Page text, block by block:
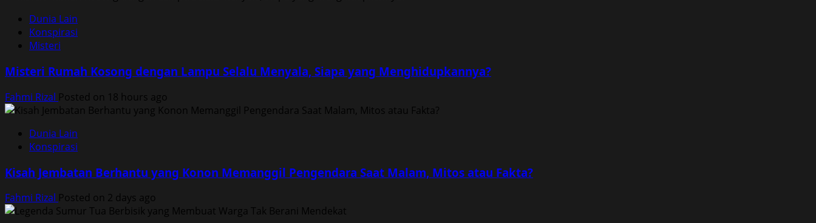
Dunia Lain
Konspirasi
Misteri
Misteri Rumah Kosong dengan Lampu Selalu Menyala, Siapa yang Menghidupkannya?
Fahmi Rizal Posted on 18 hours ago
Dunia Lain
Konspirasi
Kisah Jembatan Berhantu yang Konon Memanggil Pengendara Saat Malam, Mitos atau Fakta?
Fahmi Rizal Posted on 2 days ago